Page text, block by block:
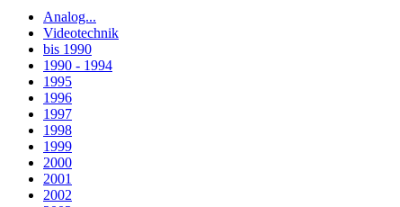
Analog...
Videotechnik
bis 1990
1990 - 1994
1995
1996
1997
1998
1999
2000
2001
2002